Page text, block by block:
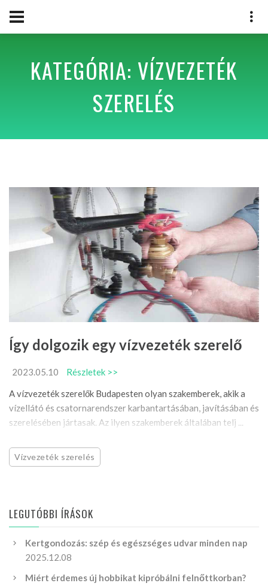
KATEGÓRIA: VÍZVEZETÉK
SZERELÉS
Így dolgozik egy vízvezeték szerelő
2023.05.10
Részletek >>
A vízvezeték szerelők Budapesten olyan szakemberek, akik a
vízellátó és csatornarendszer karbantartásában, javításában és
szerelésében jártasak. Az ilyen szakemberek általában telj ...
Vízvezeték szerelés
LEGUTÓBBI ÍRÁSOK
Kertgondozás: szép és egészséges udvar minden nap
2025.12.08
Miért érdemes új hobbikat kipróbálni felnőttkorban?